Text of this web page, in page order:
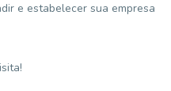
e estabelecer sua empresa